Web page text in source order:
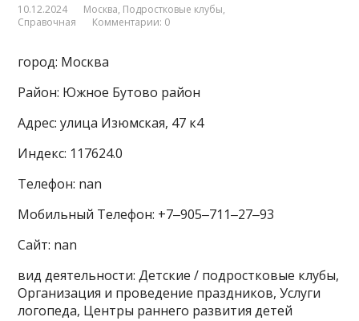
10.12.2024 Москва, Подростковые клубы,
Справочная
Комментарии: 0
город: Москва
Район: Южное Бутово район
Адрес: улица Изюмская, 47 к4
Индекс: 117624.0
Телефон: nan
Мобильный Телефон: +7‒905‒711‒27‒93
Сайт: nan
вид деятельности: Детские / подростковые клубы,
Организация и проведение праздников, Услуги
логопеда, Центры раннего развития детей